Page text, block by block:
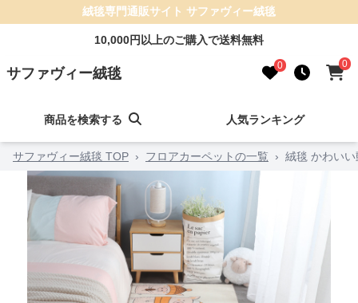
絨毯専門通販サイト サファヴィー絨毯
10,000円以上のご購入で送料無料
サファヴィー絨毯 0 0
商品を検索する 人気ランキング
サファヴィー絨毯 TOP › フロアカーペットの一覧 › 絨毯 かわい